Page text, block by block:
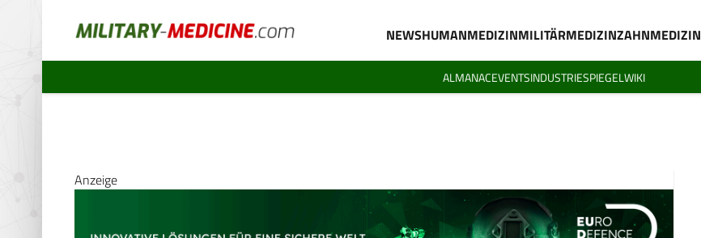
NEWSHUMANMEDIZINMILITÄRMEDIZINZAHNMEDIZIN
ALMANACEVENTSINDUSTRIESPIEGELWIKI
Anzeige